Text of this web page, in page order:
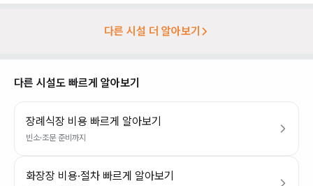
다른 시설 더 알아보기
다른 시설도 빠르게 알아보기
장례식장 비용 빠르게 알아보기
빈소·조문 준비까지
화장장 비용·절차 빠르게 알아보기